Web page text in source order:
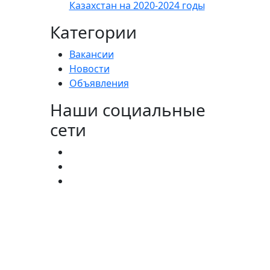
Казахстан на 2020-2024 годы
Категории
Вакансии
Новости
Объявления
Наши социальные
сети